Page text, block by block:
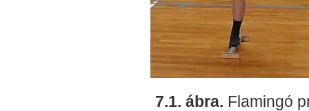
7.1. ábra. Flamingó